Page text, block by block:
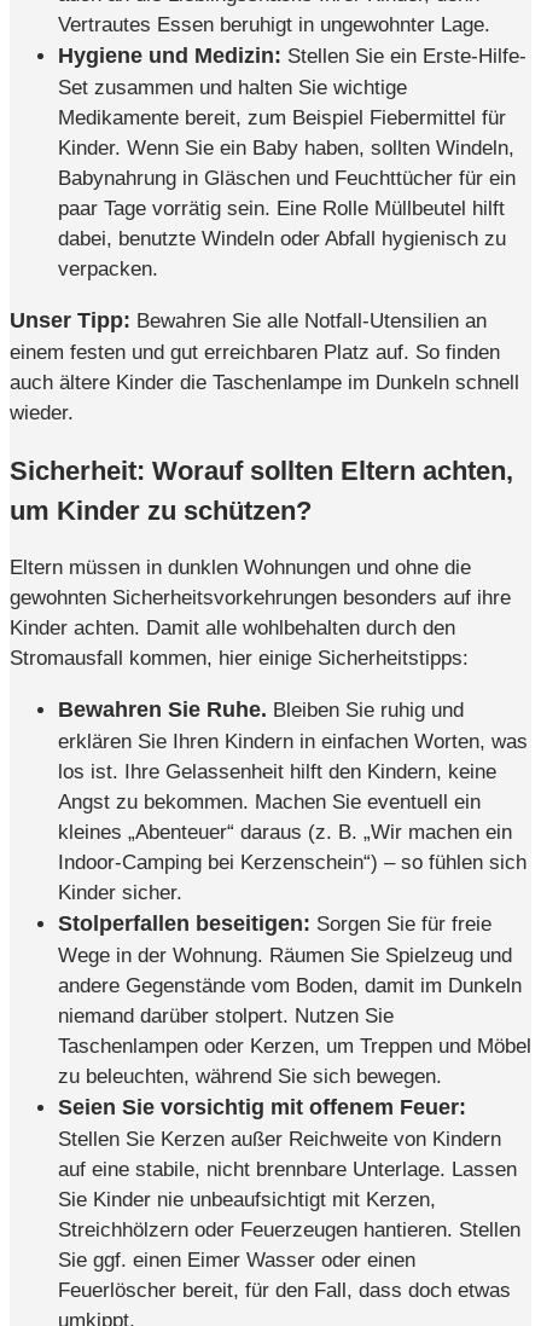
Vertrautes Essen beruhigt in ungewohnter Lage.
Hygiene und Medizin: Stellen Sie ein Erste-Hilfe-
Set zusammen und halten Sie wichtige
Medikamente bereit, zum Beispiel Fiebermittel für
Kinder. Wenn Sie ein Baby haben, sollten Windeln,
Babynahrung in Gläschen und Feuchttücher für ein
paar Tage vorrätig sein. Eine Rolle Müllbeutel hilft
dabei, benutzte Windeln oder Abfall hygienisch zu
verpacken.
Unser Tipp: Bewahren Sie alle Notfall-Utensilien an
einem festen und gut erreichbaren Platz auf. So finden
auch ältere Kinder die Taschenlampe im Dunkeln schnell
wieder.
Sicherheit: Worauf sollten Eltern achten,
um Kinder zu schützen?
Eltern müssen in dunklen Wohnungen und ohne die
gewohnten Sicherheitsvorkehrungen besonders auf ihre
Kinder achten. Damit alle wohlbehalten durch den
Stromausfall kommen, hier einige Sicherheitstipps:
Bewahren Sie Ruhe. Bleiben Sie ruhig und
erklären Sie Ihren Kindern in einfachen Worten, was
los ist. Ihre Gelassenheit hilft den Kindern, keine
Angst zu bekommen. Machen Sie eventuell ein
kleines „Abenteuer“ daraus (z. B. „Wir machen ein
Indoor-Camping bei Kerzenschein“) – so fühlen sich
Kinder sicher.
Stolperfallen beseitigen: Sorgen Sie für freie
Wege in der Wohnung. Räumen Sie Spielzeug und
andere Gegenstände vom Boden, damit im Dunkeln
niemand darüber stolpert. Nutzen Sie
Taschenlampen oder Kerzen, um Treppen und Möbel
zu beleuchten, während Sie sich bewegen.
Seien Sie vorsichtig mit offenem Feuer:
Stellen Sie Kerzen außer Reichweite von Kindern
auf eine stabile, nicht brennbare Unterlage. Lassen
Sie Kinder nie unbeaufsichtigt mit Kerzen,
Streichhölzern oder Feuerzeugen hantieren. Stellen
Sie ggf. einen Eimer Wasser oder einen
Feuerlöscher bereit, für den Fall, dass doch etwas
umkippt.